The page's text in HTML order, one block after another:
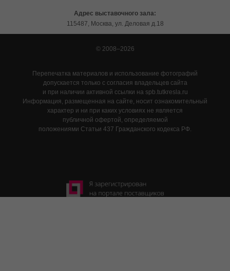
Адрес выставочного зала:
115487, Москва, ул. Деловая д.18
© 2008–2026
Перепечатка материалов и использование фотографий
допускается только с согласия владельцев сайта
и при наличии активной ссылки на spb.tutkresla.ru
Информация, размещенная на сайте, носит ознакомительный
характер и ни при каких условиях не является
публичной офертой, определяемой
положениями Статьи 437 Гражданского кодекса РФ.